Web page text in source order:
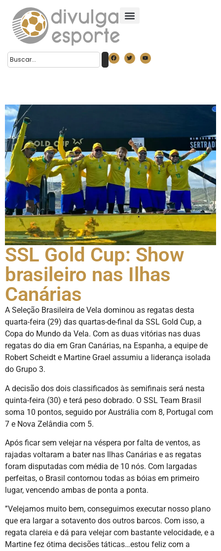
SSL Gold Cup: Show
brasileiro nas Ilhas
Canárias
A Seleção Brasileira de Vela dominou as regatas desta
quarta-feira (29) das quartas-de-final da SSL Gold Cup, a
Copa do Mundo da Vela. Com as duas vitórias nas duas
regatas do dia em Gran Canárias, na Espanha, a equipe de
Robert Scheidt e Martine Grael assumiu a liderança isolada
do Grupo 3.
A decisão dos dois classificados às semifinais será nesta
quinta-feira (30) e terá peso dobrado. O SSL Team Brasil
soma 10 pontos, seguido por Austrália com 8, Portugal com
7 e Nova Zelândia com 5.
Após ficar sem velejar na véspera por falta de ventos, as
rajadas voltaram a bater nas Ilhas Canárias e as regatas
foram disputadas com média de 10 nós. Com largadas
perfeitas, o Brasil contornou todas as bóias em primeiro
lugar, vencendo ambas de ponta a ponta.
”Velejamos muito bem, conseguimos executar nosso plano
que era largar a sotavento dos outros barcos. Com isso, a
regata clareia e dá para velejar com bastante velocidade, e a
Martine fez ótima decisões táticas…estou feliz com a